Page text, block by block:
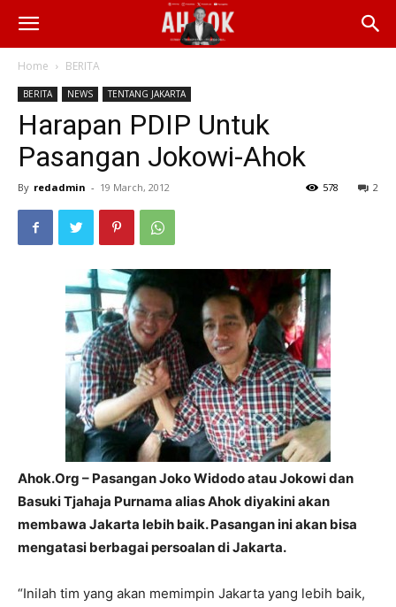
Home BERITA
BERITA NEWS TENTANG JAKARTA
Harapan PDIP Untuk
Pasangan Jokowi-Ahok
By redadmin - 19 March, 2012 2
578
Ahok.Org – Pasangan Joko Widodo atau Jokowi dan
Basuki Tjahaja Purnama alias Ahok diyakini akan
membawa Jakarta lebih baik. Pasangan ini akan bisa
mengatasi berbagai persoalan di Jakarta.
“Inilah tim yang akan memimpin Jakarta yang lebih baik,